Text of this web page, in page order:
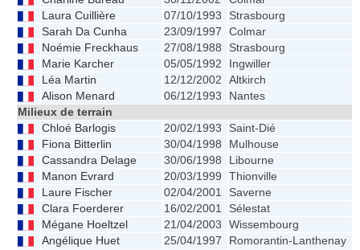
Laura Cuillière
07/10/1993
Strasbourg
Sarah Da Cunha
23/09/1997 Colmar
Noémie Freckhaus
27/08/1988 Strasbourg
Marie Karcher
05/05/1992
Ingwiller
Léa Martin
12/12/2002
Altkirch
Alison Menard
06/12/1993 Nantes
Milieux de terrain
Chloé Barlogis
20/02/1993 Saint-Dié
Fiona Bitterlin
30/04/1998
Mulhouse
Cassandra Delage
30/06/1998
Libourne
Manon Evrard
20/03/1999
Thionville
Laure Fischer
02/04/2001
Saverne
Clara Foerderer
16/02/2001
Sélestat
Mégane Hoeltzel
21/04/2003 Wissembourg
Angélique Huet
25/04/1997
Romorantin-Lanthenay